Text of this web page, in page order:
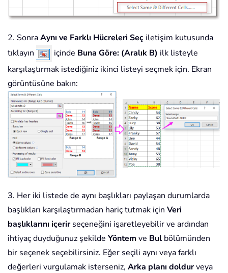
2. SonraAynı ve Farklı Hücreleri Seç iletişim kutusunda
tıklayın
içinde Buna Göre: (Aralık B) ilk listeyle
karşılaştırmak istediğiniz ikinci listeyi seçmek için. Ekran
görüntüsüne bakın:
3. Her iki listede de aynı başlıkları paylaşan durumlarda
başlıkları karşılaştırmadan hariç tutmak için Veri
başlıklarını içerirseçeneğini işaretleyebilir ve ardından
ihtiyaç duyduğunuz şekilde Yöntem ve Bul bölümünden
bir seçenek seçebilirsiniz. Eğer seçili aynı veya farklı
değerleri vurgulamak isterseniz, Arka planı doldurveya